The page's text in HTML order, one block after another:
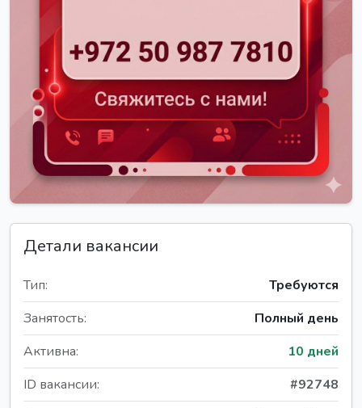
Детали вакансии
Тип:
Требуются
Занятость:
Полный день
Активна:
10 дней
ID вакансии:
#92748